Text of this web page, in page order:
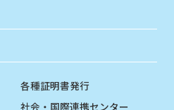
各種証明書発行
社会・国際連携センター